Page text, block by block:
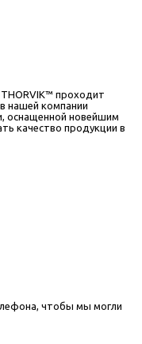
проходит
нашей компании
оснащенной новейшим
качество продукции в
чтобы мы могли